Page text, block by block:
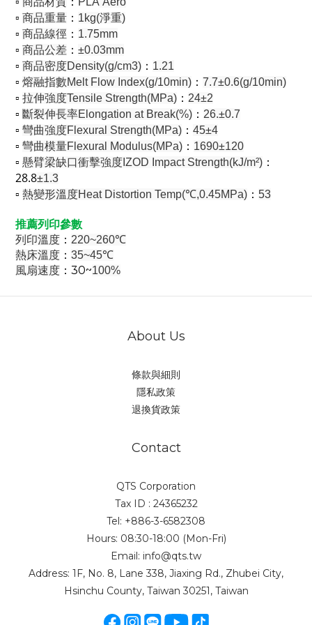
▫︎ 商品重量 ： 1kg(淨重)
▫︎ 商品線徑 ： 1.75mm
▫︎ 商品公差 ： ±0.03mm
▫︎ 商品密度Density(g/cm3) ： 1.21
▫︎ 熔融指數Melt Flow Index(g/10min) ： 7.7±0.6(g/10min)
▫︎ 拉伸強度Tensile Strength(MPa) ： 24±2
▫︎ 斷裂伸長率Elongation at Break(%) ： 26.±0.7
▫︎ 彎曲強度Flexural Strength(MPa) ： 45±4
▫︎ 彎曲模量Flexural Modulus(MPa) ： 1690±120
▫︎ 懸臂梁缺口衝擊強度IZOD Impact Strength(kJ/m²) ：
28.8±1.3
▫︎ 熱變形溫度Heat Distortion Temp(℃,0.45MPa) ： 53
推薦列印參數
列印溫度 ： 220~260℃
熱床溫度 ： 35~45℃
風扇速度 ：30~100%
About Us
條款與細則
隱私政策
退換貨政策
Contact
QTS Corporation
Tax ID : 24365232
Tel: +886-3-6582308
Hours: 08:30-18:00 (Mon-Fri)
Email: info@qts.tw
Address: 1F, No. 8, Lane 338, Jiaxing Rd., Zhubei City,
Hsinchu County, Taiwan 30251, Taiwan